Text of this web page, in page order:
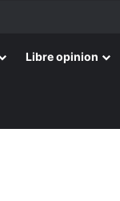
Libre opinion